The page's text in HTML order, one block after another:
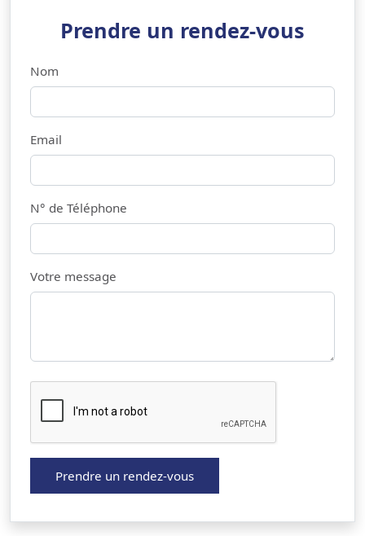
Prendre un rendez-vous
Nom
Email
N° de Téléphone
Votre message
Prendre un rendez-vous